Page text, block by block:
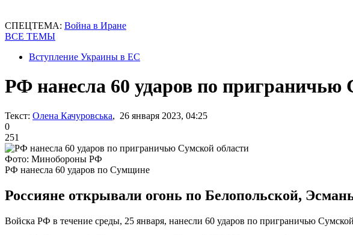
СПЕЦТЕМА: Война в Иране
ВСЕ ТЕМЫ
Вступление Украины в ЕС
РФ нанесла 60 ударов по приграничью
Текст: Олена Качуровська, 26 января 2023, 04:25
0
251
Фото: Минобороны РФ
РФ нанесла 60 ударов по Сумщине
Россияне открывали огонь по Белопольской,
Войска РФ в течение среды, 25 января, нанесли 60 ударов по приграничью